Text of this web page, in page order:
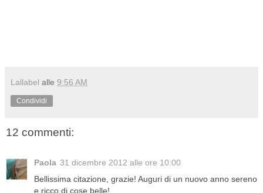
Lallabel alle 9:56 AM
Condividi
12 commenti:
Paola 31 dicembre 2012 alle ore 10:00
Bellissima citazione, grazie! Auguri di un nuovo anno sereno
e ricco di cose belle!